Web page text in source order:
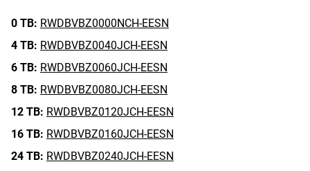
0 TB: RWDBVBZ0000NCH-EESN
4 TB: RWDBVBZ0040JCH-EESN
6 TB: RWDBVBZ0060JCH-EESN
8 TB: RWDBVBZ0080JCH-EESN
12 TB: RWDBVBZ0120JCH-EESN
16 TB: RWDBVBZ0160JCH-EESN
24 TB: RWDBVBZ0240JCH-EESN